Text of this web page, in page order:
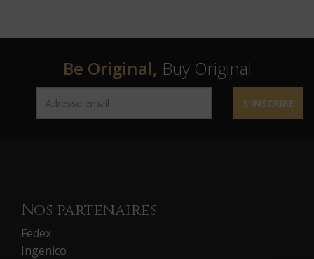
Be Original, Buy Original
S'INSCRIRE
Nos partenaires
Fedex
Ingenico